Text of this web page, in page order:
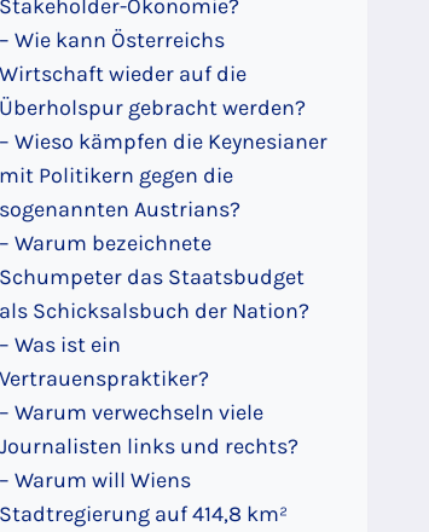
Stakeholder-Ökonomie?
– Wie kann Österreichs
Wirtschaft wieder auf die
Überholspur gebracht werden?
– Wieso kämpfen die Keynesianer
mit Politikern gegen die
sogenannten Austrians?
– Warum bezeichnete
Schumpeter das Staatsbudget
als Schicksalsbuch der Nation?
– Was ist ein
Vertrauenspraktiker?
– Warum verwechseln viele
Journalisten links und rechts?
– Warum will Wiens
Stadtregierung auf 414,8 km²